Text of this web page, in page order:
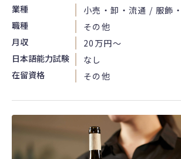
業種
小売・卸・流通 / 服飾
職種
その他
月収
20万円〜
日本語能力試験
なし
在留資格
その他